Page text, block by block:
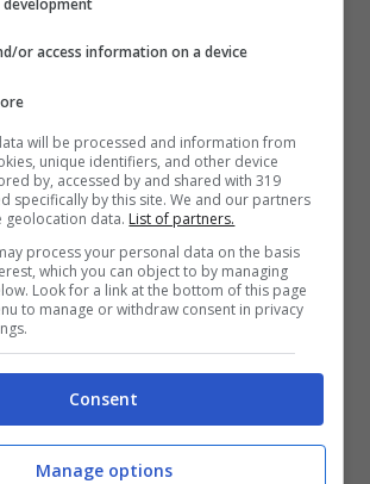
subito con LinkedIn – Credit:
– (tecnocino.it)
or access information on a device
will be processed and information from
unique identifiers, and other device
by, accessed by and shared with 319
specifically by this site. We and our partners
geolocation data. List of partners.
process your personal data on the basis
which you can object to by managing
Look for a link at the bottom of this page
to manage or withdraw consent in privacy
Consent
Manage options